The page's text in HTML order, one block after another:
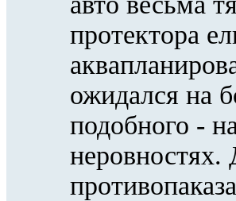
протектора
ожидался на
подобного -
неровностях.